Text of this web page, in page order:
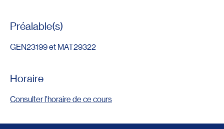
Préalable(s)
GEN23199 et MAT29322
Horaire
Consulter l'horaire de ce cours